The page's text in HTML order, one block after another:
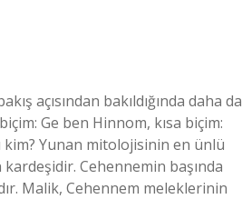
açısından bakıldığında daha da
Ge ben Hinnom, kısa biçim:
kim? Yunan mitolojisinin en ünlü
Cehennemin başında
Malik, Cehennem meleklerinin